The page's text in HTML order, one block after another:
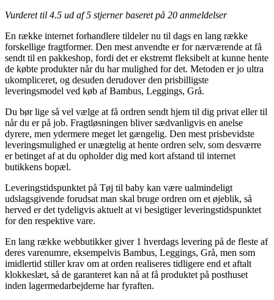
Vurderet til 4.5 ud af 5 stjerner baseret på 20 anmeldelser
En række internet forhandlere tildeler nu til dags en lang række
forskellige fragtformer. Den mest anvendte er for nærværende at få
sendt til en pakkeshop, fordi det er ekstremt fleksibelt at kunne hente
de købte produkter når du har mulighed for det. Metoden er jo ultra
ukompliceret, og desuden derudover den prisbilligste
leveringsmodel ved køb af Bambus, Leggings, Grå.
Du bør lige så vel vælge at få ordren sendt hjem til dig privat eller til
når du er på job. Fragtløsningen bliver sædvanligvis en anelse
dyrere, men ydermere meget let gængelig. Den mest prisbevidste
leveringsmulighed er unægtelig at hente ordren selv, som desværre
er betinget af at du opholder dig med kort afstand til internet
butikkens bopæl.
Leveringstidspunktet på Tøj til baby kan være ualmindeligt
udslagsgivende forudsat man skal bruge ordren om et øjeblik, så
herved er det tydeligvis aktuelt at vi besigtiger leveringstidspunktet
for den respektive vare.
En lang række webbutikker giver 1 hverdags levering på de fleste af
deres varenumre, eksempelvis Bambus, Leggings, Grå, men som
imidlertid stiller krav om at orden realiseres tidligere end et aftalt
klokkeslæt, så de garanteret kan nå at få produktet på posthuset
inden lagermedarbejderne har fyraften.